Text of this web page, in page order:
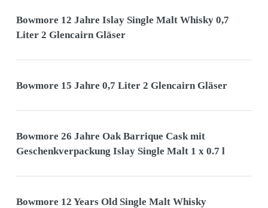
Bowmore 12 Jahre Islay Single Malt Whisky 0,7
Liter 2 Glencairn Gläser
Bowmore 15 Jahre 0,7 Liter 2 Glencairn Gläser
Bowmore 26 Jahre Oak Barrique Cask mit
Geschenkverpackung Islay Single Malt 1 x 0.7 l
Bowmore 12 Years Old Single Malt Whisky